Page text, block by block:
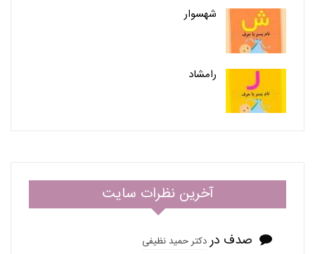
شهسوار
رامشاد
آخرین نظرات سایت
صدف دردکتر حمید نظیفی